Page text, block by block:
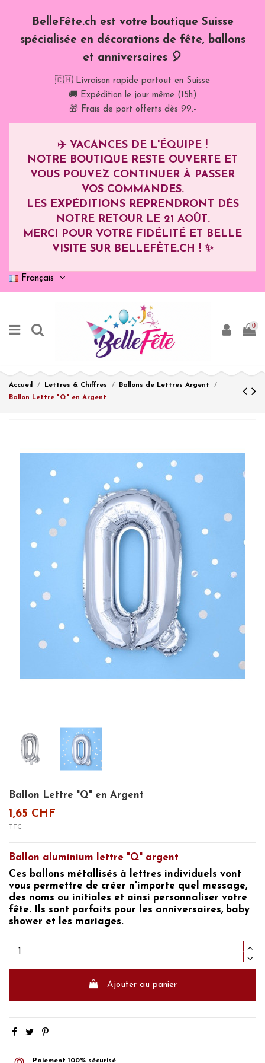
BelleFête.ch est votre boutique Suisse
spécialisée en décorations de fête, ballons
et anniversaires 🎈
🇨🇭 Livraison rapide partout en Suisse
🚚 Expédition le jour même (15h)
🎁 Frais de port offerts dès 99.-
✈️ VACANCES DE L'ÉQUIPE !
NOTRE BOUTIQUE RESTE OUVERTE ET
VOUS POUVEZ CONTINUER À PASSER
VOS COMMANDES.
LES EXPÉDITIONS REPRENDRONT DÈS
NOTRE RETOUR LE 21 AOÛT.
MERCI POUR VOTRE FIDÉLITÉ ET BELLE
VISITE SUR BELLEFÊTE.CH ! ✨
Français
0
Accueil Lettres & Chiffres
Ballons de Lettres Argent
Ballon Lettre "Q" en Argent
Ballon Lettre "Q" en Argent
1,65 CHF
TTC
Ballon aluminium lettre "Q" argent
Ces ballons métallisés à lettres individuels vont
vous permettre de créer n'importe quel message,
des noms ou initiales et ainsi personnaliser votre
fête. Ils sont parfaits pour
les anniversaires, baby
shower et les mariages.
Ajouter au panier
Paiement 100% sécurisé